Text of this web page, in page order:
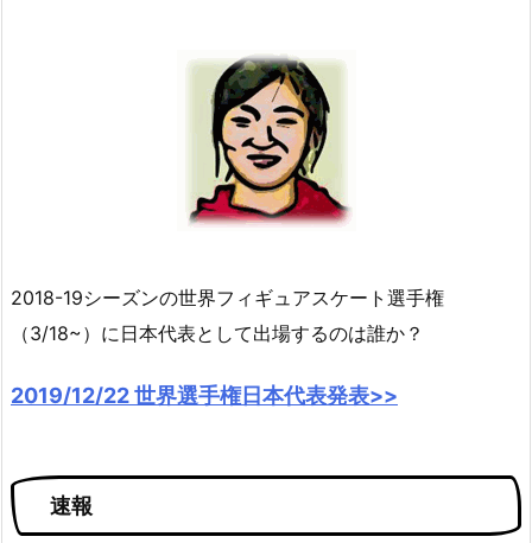
2018-19シーズンの世界フィギュアスケート選手権
（3/18~）に日本代表として出場するのは誰か？
2019/12/22 世界選手権日本代表発表>>
速報